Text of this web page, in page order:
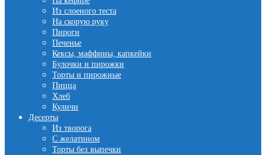
Из слоеного теста
На скорую руку
Пироги
Печенье
Кексы, маффины, капкейки
Булочки и пирожки
Торты и пирожные
Пицца
Хлеб
Куличи
Десерты
Из творога
С желатином
Торты без выпечки